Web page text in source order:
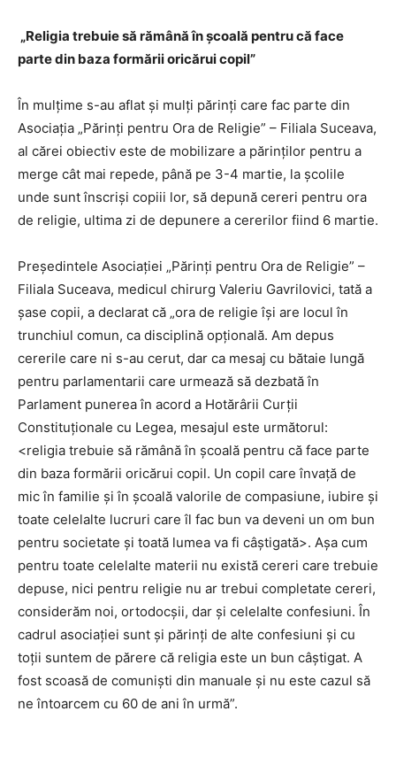
„Religia trebuie să rămână în şcoală pentru că face
parte din baza formării oricărui copil”
În mulţime s-au aflat şi mulţi părinţi care fac parte din
Asociaţia „Părinţi pentru Ora de Religie” – Filiala Suceava,
al cărei obiectiv este de mobilizare a părinţilor pentru a
merge cât mai repede, până pe 3-4 martie, la şcolile
unde sunt înscrişi copiii lor, să depună cereri pentru ora
de religie, ultima zi de depunere a cererilor fiind 6 martie.
Preşedintele Asociaţiei „Părinţi pentru Ora de Religie” –
Filiala Suceava, medicul chirurg Valeriu Gavrilovici, tată a
şase copii, a declarat că „ora de religie îşi are locul în
trunchiul comun, ca disciplină opţională. Am depus
cererile care ni s-au cerut, dar ca mesaj cu bătaie lungă
pentru parlamentarii care urmează să dezbată în
Parlament punerea în acord a Hotărârii Curţii
Constituţionale cu Legea, mesajul este următorul:
<religia trebuie să rămână în şcoală pentru că face parte
din baza formării oricărui copil. Un copil care învaţă de
mic în familie şi în şcoală valorile de compasiune, iubire şi
toate celelalte lucruri care îl fac bun va deveni un om bun
pentru societate şi toată lumea va fi câştigată>. Aşa cum
pentru toate celelalte materii nu există cereri care trebuie
depuse, nici pentru religie nu ar trebui completate cereri,
considerăm noi, ortodocşii, dar şi celelalte confesiuni. În
cadrul asociaţiei sunt şi părinţi de alte confesiuni şi cu
toţii suntem de părere că religia este un bun câştigat. A
fost scoasă de comunişti din manuale şi nu este cazul să
ne întoarcem cu 60 de ani în urmă”.